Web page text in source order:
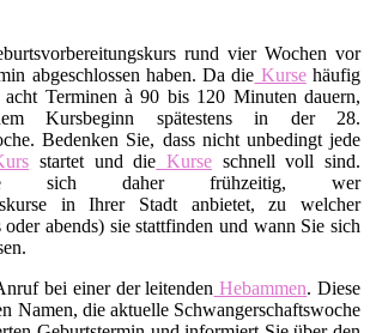
rund vier Wochen vor
abgeschlossen haben. Da die Kursehäufig
acht Terminen à 90 bis 120 Minuten dauern,
Kursbeginn spätestens in der 28.
Bedenken Sie, dass nicht unbedingt jede
startet und die Kurseschnell voll sind.
sich daher frühzeitig, wer
in Ihrer Stadt anbietet, zu welcher
abends) sie stattfinden und wann Sie sich
bei einer der leitenden Hebammen. Diese
Namen, die aktuelle Schwangerschaftswoche